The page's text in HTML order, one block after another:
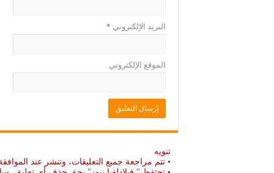
البريد الإلكتروني *
الموقع الإلكتروني
تنويه
• تتم مراجعة جميع التعليقات، وتنشر عند